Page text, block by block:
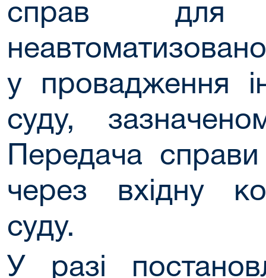
справ для
у провадження
суду,
Передача
через вхідну
суду.
У разі